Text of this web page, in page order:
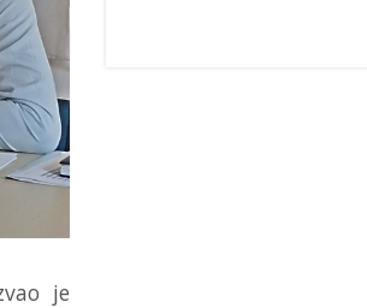
je